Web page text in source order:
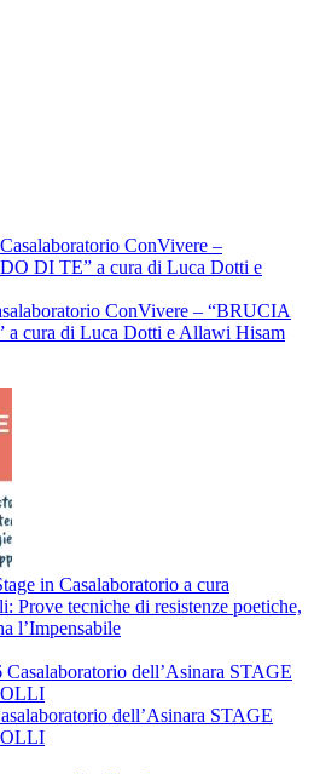
ConVivere – “BRUCIA
cura di Luca Dotti e Allawi Hisam
in Casalaboratorio a cura
Prove tecniche di resistenze poetiche,
l’Impensabile
dell’Asinara STAGE